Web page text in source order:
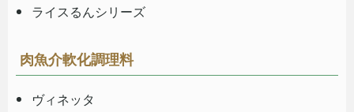
ライスるんシリーズ
肉魚介軟化調理料
ヴィネッタ